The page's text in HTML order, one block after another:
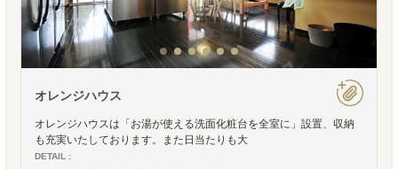
オレンジハウス
オレンジハウスは「お湯が使える洗面化粧台を全室に」設置、収納
も充実いたしております。また日当たりも大
DETAIL :